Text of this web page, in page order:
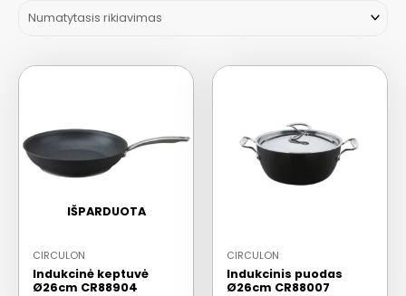
IŠPARDUOTA
CIRCULON
Indukcinė keptuvė
Ø26cm CR88904
CIRCULON
Indukcinis puodas
Ø26cm CR88007